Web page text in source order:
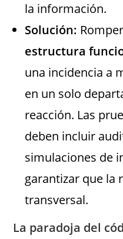
la información.
Solución:
estructura
una incidencia a
en un solo
reacción. Las
deben incluir
simulaciones de
garantizar que la
transversal.
La paradoja del